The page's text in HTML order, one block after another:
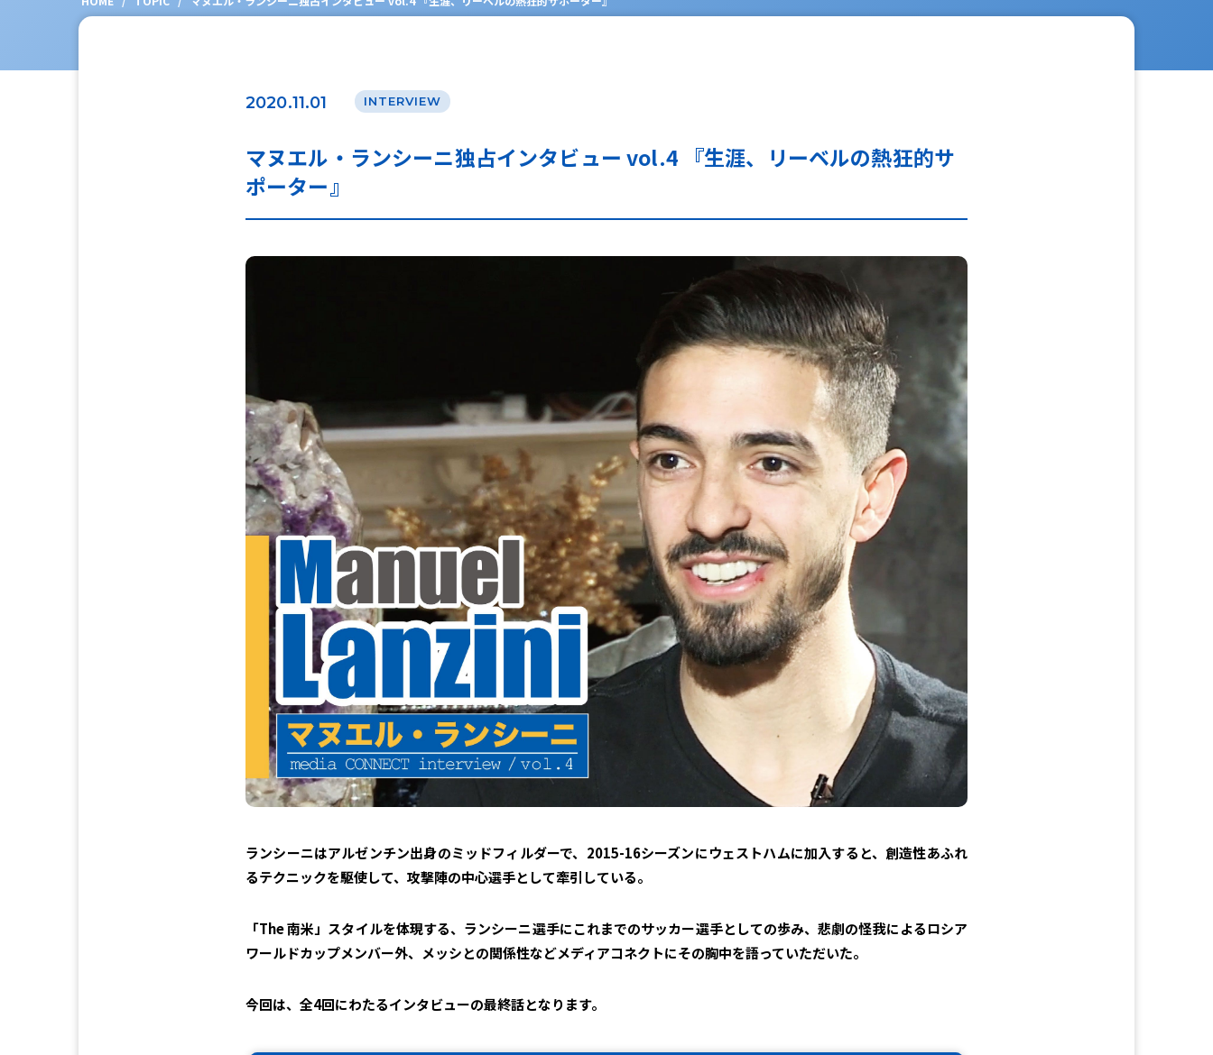
2020.11.01 INTERVIEW
マヌエル・ランシーニ独占インタビュー vol.4 『生涯、リーベルの熱狂的サ
ポーター』
ランシーニはアルゼンチン出身のミッドフィルダーで、2015-16シーズンにウェストハムに加入すると、創造性あふれ
るテクニックを駆使して、攻撃陣の中心選手として牽引している。
「The 南米」スタイルを体現する、ランシーニ選手にこれまでのサッカー選手としての歩み、悲劇の怪我によるロシア
ワールドカップメンバー外、メッシとの関係性などメディアコネクトにその胸中を語っていただいた。
今回は、全4回にわたるインタビューの最終話となります。